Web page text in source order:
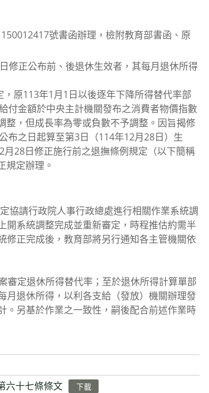
號書函辦理，檢附教育部書函、原
修正公布前、後退休生效者，其每月退休所得
原113年1月1日以後逐年下降所得替代率部
付金額於中央主計機關發布之消費者物價指數
整，但成長率為零或負數不予調整。因旨揭修
布之日起算至第3日（114年12月28日）生
28日修正施行前之退撫條例規定（以下簡稱
規定辦理。
協請行政院人事行政總處進行相關作業系統調
開系統調整完成並重新審定，時程推估約需半
修正完成後，教育部將另行通知各主管機關依
審定退休所得替代率；至於退休所得計算單部
月退休所得，以利各支給（發放）機關辦理發
。另基於作業之一致性，嗣後配合前述作業時
六十七條條文 下載